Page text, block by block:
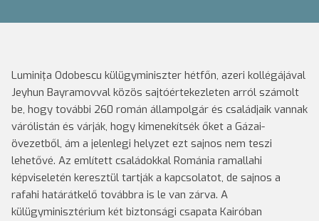
Luminiţa Odobescu külügyminiszter hétfőn, azeri kollégájával
Jeyhun Bayramovval közös sajtóértekezleten arról számolt
be, hogy további 260 román állampolgár és családjaik vannak
várólistán és várják, hogy kimenekítsék őket a Gázai-
övezetből, ám a jelenlegi helyzet ezt sajnos nem teszi
lehetővé. Az említett családokkal Románia ramallahi
képviseletén keresztül tartják a kapcsolatot, de sajnos a
rafahi határátkelő továbbra is le van zárva. A
külügyminisztérium két biztonsági csapata Kairóban